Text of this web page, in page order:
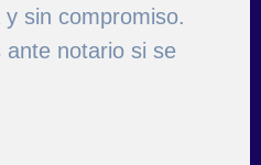
sin compromiso.
notario si se